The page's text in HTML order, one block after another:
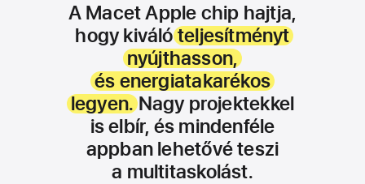
A Macet Apple chip hajtja,
hogy kiválóteljesítményt
nyújthasson,
és energiatakarékos
legyen.Nagy projektekkel
is elbír, és mindenféle
appban lehetővé teszi
a multitaskolást.